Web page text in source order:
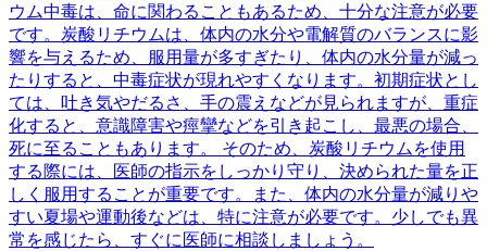
ウム中毒は、命に関わることもあるため、十分な注意が必要
です。炭酸リチウムは、体内の水分や電解質のバランスに影
響を与えるため、服用量が多すぎたり、体内の水分量が減っ
たりすると、中毒症状が現れやすくなります。初期症状とし
ては、吐き気やだるさ、手の震えなどが見られますが、重症
化すると、意識障害や痙攣などを引き起こし、最悪の場合、
死に至ることもあります。 そのため、炭酸リチウムを使用
する際には、医師の指示をしっかり守り、決められた量を正
しく服用することが重要です。また、体内の水分量が減りや
すい夏場や運動後などは、特に注意が必要です。少しでも異
常を感じたら、すぐに医師に相談しましょう。